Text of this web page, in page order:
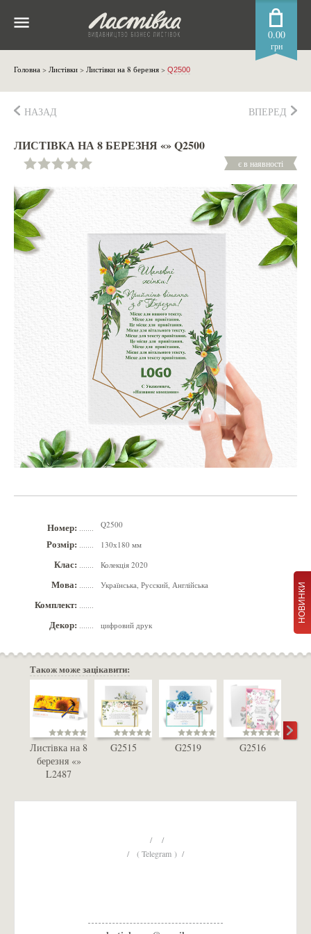
0.00
грн
Головна > Листівки > Листівки на 8 березня > Q2500
НОВИНКИ
НАЗАД ВПЕРЕД
ЛИСТІВКА НА 8 БЕРЕЗНЯ «» Q2500
є в наявності
Номер: Q2500
Розмір: 130х180 мм
Клас: Колекція 2020
Мова: Українська, Русский, Англійська
Комплект:
Декор: цифровий друк
Також може зацікавити:
Листівка на 8
березня «»
L2487
G2515 G2519 G2516
/ /
/ ( Telegram ) /